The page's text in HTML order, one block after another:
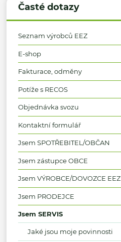
Časté dotazy
Seznam výrobců EEZ
E-shop
Fakturace, odměny
Potíže s RECOS
Objednávka svozu
Kontaktní formulář
Jsem SPOTŘEBITEL/OBČAN
Jsem zástupce OBCE
Jsem VÝROBCE/DOVOZCE EEZ
Jsem PRODEJCE
Jsem SERVIS
Jaké jsou moje povinnosti